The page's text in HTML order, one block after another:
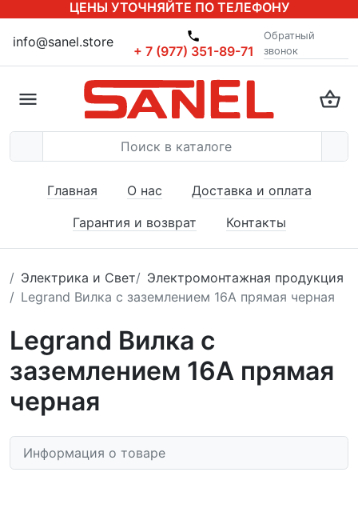
ЦЕНЫ УТОЧНЯЙТЕ ПО ТЕЛЕФОНУ
info@sanel.store
+ 7 (977) 351-89-71
Обратный
звонок
Главная О нас
Доставка и оплата
Гарантия и возврат
Контакты
Электрика и Свет
Электромонтажная продукция
Legrand Вилка с заземлением 16А прямая черная
Legrand Вилка с
заземлением 16А прямая
черная
Информация о товаре